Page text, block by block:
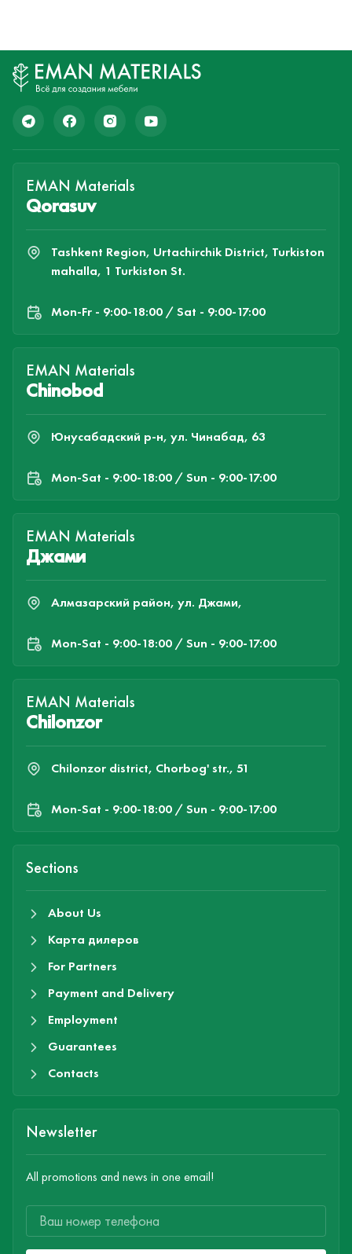
EMAN Materials
Qorasuv
Tashkent Region, Urtachirchik District, Turkiston
mahalla, 1 Turkiston St.
Mon-Fr - 9:00-18:00 / Sat - 9:00-17:00
EMAN Materials
Chinobod
Юнусабадский р-н, ул. Чинабад, 63
Mon-Sat - 9:00-18:00 / Sun - 9:00-17:00
EMAN Materials
Джами
Алмазарский район, ул. Джами,
Mon-Sat - 9:00-18:00 / Sun - 9:00-17:00
EMAN Materials
Chilonzor
Chilonzor district, Chorbog' str., 51
Mon-Sat - 9:00-18:00 / Sun - 9:00-17:00
Sections
About Us
Карта дилеров
For Partners
Payment and Delivery
Employment
Guarantees
Contacts
Newsletter
All promotions and news in one email!